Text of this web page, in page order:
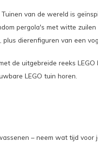
van de wereld is
pergola's met witte
dierenfiguren van een
de uitgebreide reeks
LEGO tuin horen.
– neem wat tijd